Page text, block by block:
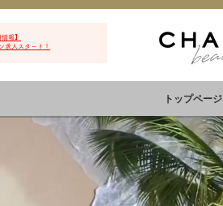
報】
求人スタート！
トップページ